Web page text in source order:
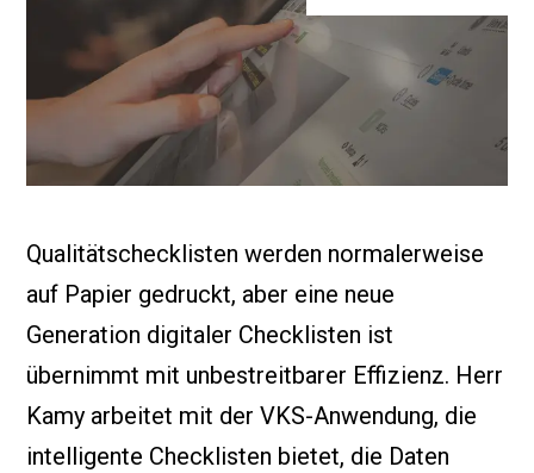
Qualitätschecklisten werden normalerweise
auf Papier gedruckt, aber eine neue
Generation digitaler Checklisten ist
übernimmt mit unbestreitbarer Effizienz. Herr
Kamy arbeitet mit der VKS-Anwendung, die
intelligente Checklisten bietet, die Daten